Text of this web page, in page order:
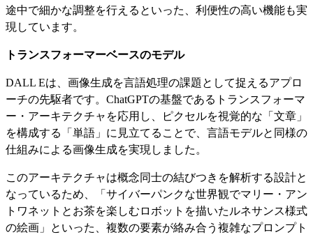
途中で細かな調整を行えるといった、利便性の高い機能も実
現しています。
トランスフォーマーベースのモデル
DALL Eは、画像生成を言語処理の課題として捉えるアプロ
ーチの先駆者です。ChatGPTの基盤であるトランスフォーマ
ー・アーキテクチャを応用し、ピクセルを視覚的な「文章」
を構成する「単語」に見立てることで、言語モデルと同様の
仕組みによる画像生成を実現しました。
このアーキテクチャは概念同士の結びつきを解析する設計と
なっているため、「サイバーパンクな世界観でマリー・アン
トワネットとお茶を楽しむロボットを描いたルネサンス様式
の絵画」といった、複数の要素が絡み合う複雑なプロンプト